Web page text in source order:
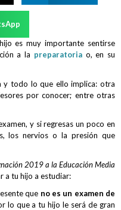
es muy importante sentirse
a la preparatoriao, en su
y todo lo que ello implica: otra
por conocer; entre otras
y si regresas un poco en
los nervios o la presión que
2019 a la Educación Media
a tu hijo a estudiar:
que no es un examen de
lo que a tu hijo le será de gran